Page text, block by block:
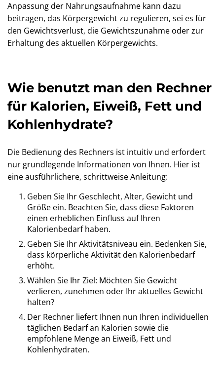
Anpassung der Nahrungsaufnahme kann dazu
beitragen, das Körpergewicht zu regulieren, sei es für
den Gewichtsverlust, die Gewichtszunahme oder zur
Erhaltung des aktuellen Körpergewichts.
Wie benutzt man den Rechner
für Kalorien, Eiweiß, Fett und
Kohlenhydrate?
Die Bedienung des Rechners ist intuitiv und erfordert
nur grundlegende Informationen von Ihnen. Hier ist
eine ausführlichere, schrittweise Anleitung:
Geben Sie Ihr Geschlecht, Alter, Gewicht und
Größe ein. Beachten Sie, dass diese Faktoren
einen erheblichen Einfluss auf Ihren
Kalorienbedarf haben.
Geben Sie Ihr Aktivitätsniveau ein. Bedenken Sie,
dass körperliche Aktivität den Kalorienbedarf
erhöht.
Wählen Sie Ihr Ziel: Möchten Sie Gewicht
verlieren, zunehmen oder Ihr aktuelles Gewicht
halten?
Der Rechner liefert Ihnen nun Ihren individuellen
täglichen Bedarf an Kalorien sowie die
empfohlene Menge an Eiweiß, Fett und
Kohlenhydraten.